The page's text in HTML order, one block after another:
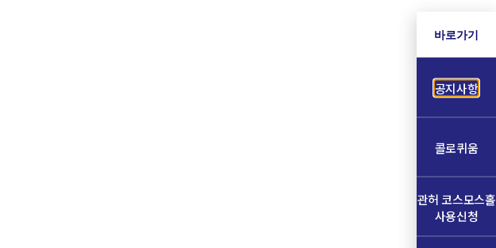
바로가기
공지사항
콜로퀴움
관허 코스모스홀
사용신청